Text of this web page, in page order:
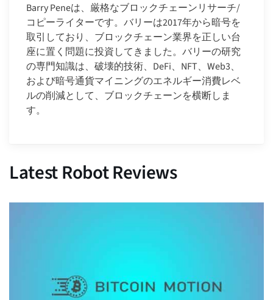
Barry Peneは、厳格なブロックチェーンリサーチ/
コピーライターです。バリーは2017年から暗号を
取引しており、ブロックチェーン業界を正しい台
座に置く問題に投資してきました。バリーの研究
の専門知識は、破壊的技術、DeFi、NFT、Web3、
および暗号通貨マイニングのエネルギー消費レベ
ルの削減として、ブロックチェーンを横断しま
す。
Latest Robot Reviews